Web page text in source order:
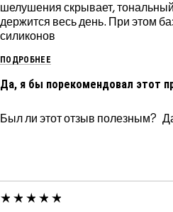
шелушения скрывает,
держится весь день. При этом
силиконов
ПОДРОБНЕЕ
Да, я бы порекомендовал этот
Был ли этот отзыв полезным?